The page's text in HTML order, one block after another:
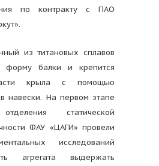
по контракту с ПАО
из титановых сплавов
форму балки и крепится
крыла с помощью
навески. На первом этапе
статической
ФАУ «ЦАГИ» провели
исследований
агрегата выдержать